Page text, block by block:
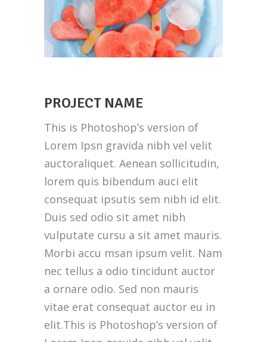
PROJECT NAME
This is Photoshop’s version of
Lorem Ipsn gravida nibh vel velit
auctoraliquet. Aenean sollicitudin,
lorem quis bibendum auci elit
consequat ipsutis sem nibh id elit.
Duis sed odio sit amet nibh
vulputate cursu a sit amet mauris.
Morbi accu msan ipsum velit. Nam
nec tellus a odio tincidunt auctor
a ornare odio. Sed non mauris
vitae erat consequat auctor eu in
elit.This is Photoshop’s version of